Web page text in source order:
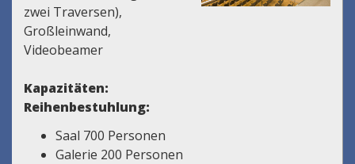
zwei Traversen),
Großleinwand,
Videobeamer
Kapazitäten:
Reihenbestuhlung:
Saal 700 Personen
Galerie 200 Personen